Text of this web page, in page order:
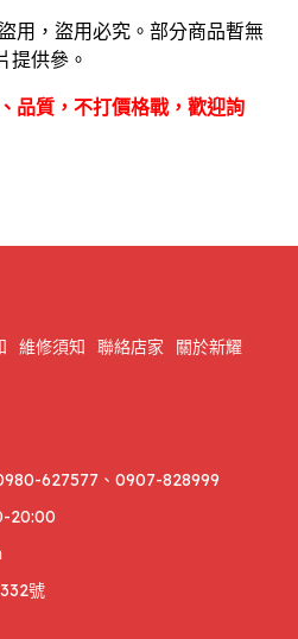
用，盜用必究。部分商品暫無
提供參。
品質，不打價格戰，歡迎詢
維修須知 聯絡店家
關於新耀
627577、0907-828999
20:00
號